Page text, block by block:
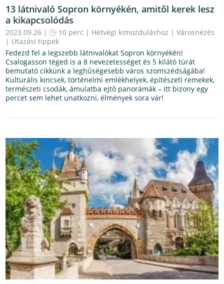
13 látnivaló Sopron környékén, amitől kerek lesz
a kikapcsolódás
2023.09.26 | 10 perc | Hétvégi kimozduláshoz |Városnézés
| Utazási tippek
Fedezd fel a legszebb látnivalókat Sopron környékén!
Csalogasson téged is a 8 nevezetességet és 5 kilátó túrát
bemutató cikkünk a leghűségesebb város szomszédságába!
Kulturális kincsek, történelmi emlékhelyek, építészeti remekek,
természeti csodák, ámulatba ejtő panorámák – itt bizony egy
percet sem lehet unatkozni, élmények sora vár!